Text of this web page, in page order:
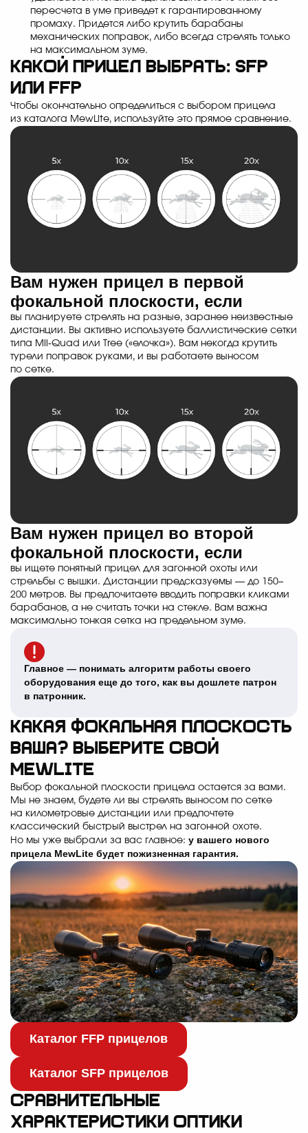
пересчета в уме приведет к гарантированному
промаху. Придется либо крутить барабаны
механических поправок, либо всегда стрелять только
на максимальном зуме.
Какой прицел выбрать: SFP
или FFP
Чтобы окончательно определиться с выбором прицела
из каталога MewLite, используйте это прямое сравнение.
Вам нужен прицел в первой
фокальной плоскости, если
вы планируете стрелять на разные, заранее неизвестные
дистанции. Вы активно используете баллистические сетки
типа Mil-Quad или Tree («елочка»). Вам некогда крутить
турели поправок руками, и вы работаете выносом
по сетке.
Вам нужен прицел во второй
фокальной плоскости, если
вы ищете понятный прицел для загонной охоты или
стрельбы с вышки. Дистанции предсказуемы — до 150–
200 метров. Вы предпочитаете вводить поправки кликами
барабанов, а не считать точки на стекле. Вам важна
максимально тонкая сетка на предельном зуме.
Главное — понимать алгоритм работы своего
оборудования еще до того, как вы дошлете патрон
в патронник.
Какая фокальная плоскость
ваша? Выберите свой
MewLite
Выбор фокальной плоскости прицела остается за вами.
Мы не знаем, будете ли вы стрелять выносом по сетке
на километровые дистанции или предпочтете
классический быстрый выстрел на загонной охоте.
Но мы уже выбрали за вас главное: у вашего нового
прицела MewLite будет пожизненная гарантия.
Каталог FFP прицелов
Каталог SFP прицелов
Сравнительные
характеристики оптики